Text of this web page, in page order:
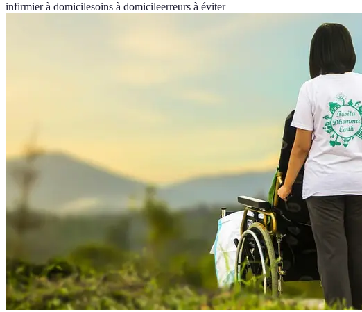
infirmier à domicilesoins à domicileerreurs à éviter